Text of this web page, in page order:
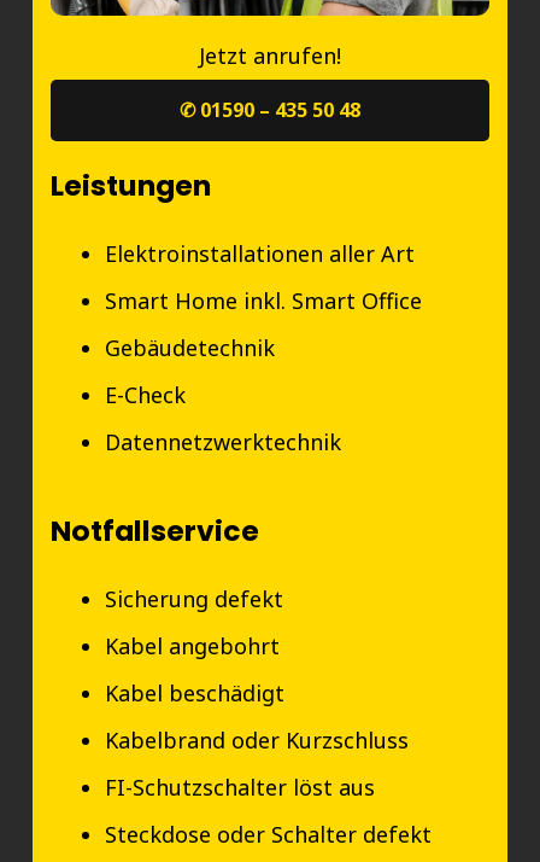
Jetzt anrufen!
✆ 01590 – 435 50 48
Leistungen
Elektroinstallationen aller Art
Smart Home inkl. Smart Office
Gebäudetechnik
E-Check
Datennetzwerktechnik
Notfallservice
Sicherung defekt
Kabel angebohrt
Kabel beschädigt
Kabelbrand oder Kurzschluss
FI-Schutzschalter löst aus
Steckdose oder Schalter defekt